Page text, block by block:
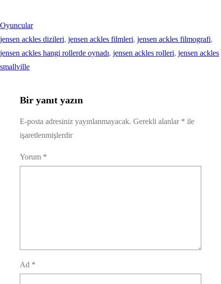
Oyuncular
jensen ackles dizileri, jensen ackles filmleri, jensen ackles filmografi
jensen ackles hangi rollerde oynadı, jensen ackles rolleri, jensen ackles
smallville
Bir yanıt yazın
E-posta adresiniz yayınlanmayacak. Gerekli alanlar * ile
işaretlenmişlerdir
Yorum *
Ad *